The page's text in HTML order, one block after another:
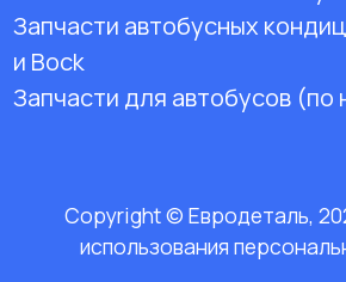
Запчасти автобусных
и Bock
Запчасти для автобусов (по
Copyright © Евродеталь,
использования